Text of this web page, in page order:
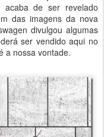
acaba de ser revelado
das imagens da nova
divulgou algumas
ser vendido aqui no
a nossa vontade.